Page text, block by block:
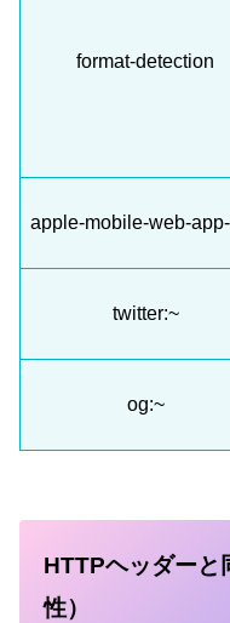
format-detection
apple-mobile-web-
twitter:~
og:~
HTTPヘッダー
性）